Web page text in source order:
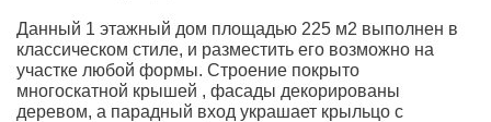
Данный 1 этажный дом площадью 225 м2 выполнен в
классическом стиле, и разместить его возможно на
участке любой формы. Строение покрыто
многоскатной крышей , фасады декорированы
деревом, а парадный вход украшает крыльцо с